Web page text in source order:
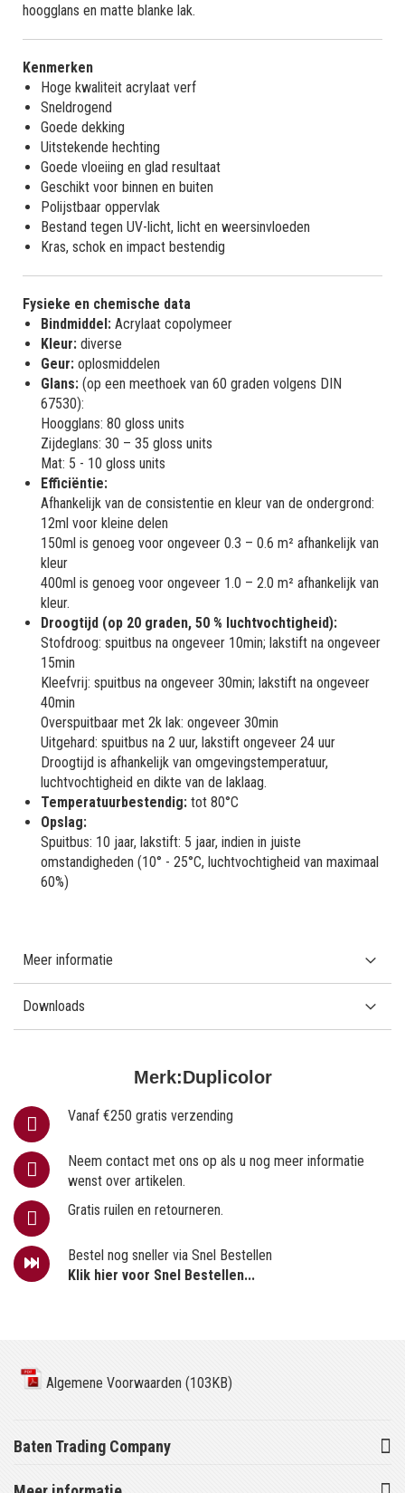
Merk:Duplicolor
Vanaf €250 gratis verzending
Neem contact met ons op als u nog meer informatie
wenst over artikelen.
Gratis ruilen en retourneren.
Bestel nog sneller via Snel Bestellen
Klik hier voor Snel Bestellen...
hoogglans en matte blanke lak.
Kenmerken
Hoge kwaliteit acrylaat verf
Sneldrogend
Goede dekking
Uitstekende hechting
Goede vloeiing en glad resultaat
Geschikt voor binnen en buiten
Polijstbaar oppervlak
Bestand tegen UV-licht, licht en weersinvloeden
Kras, schok en impact bestendig
Fysieke en chemische data
Bindmiddel: Acrylaat copolymeer
Kleur: diverse
Geur: oplosmiddelen
Glans: (op een meethoek van 60 graden volgens DIN
67530):
Hoogglans: 80 gloss units
Zijdeglans: 30 – 35 gloss units
Mat: 5 - 10 gloss units
Efficiëntie:
Afhankelijk van de consistentie en kleur van de ondergrond:
12ml voor kleine delen
150ml is genoeg voor ongeveer 0.3 – 0.6 m² afhankelijk van
kleur
400ml is genoeg voor ongeveer 1.0 – 2.0 m² afhankelijk van
kleur.
Droogtijd (op 20 graden, 50 % luchtvochtigheid):
Stofdroog: spuitbus na ongeveer 10min; lakstift na ongeveer
15min
Kleefvrij: spuitbus na ongeveer 30min; lakstift na ongeveer
40min
Overspuitbaar met 2k lak: ongeveer 30min
Uitgehard: spuitbus na 2 uur, lakstift ongeveer 24 uur
Droogtijd is afhankelijk van omgevingstemperatuur,
luchtvochtigheid en dikte van de laklaag.
Temperatuurbestendig: tot 80°C
Opslag:
Spuitbus: 10 jaar, lakstift: 5 jaar, indien in juiste
omstandigheden (10° - 25°C, luchtvochtigheid van maximaal
60%)
Meer informatie
Downloads
Algemene Voorwaarden (103KB)
Baten Trading Company